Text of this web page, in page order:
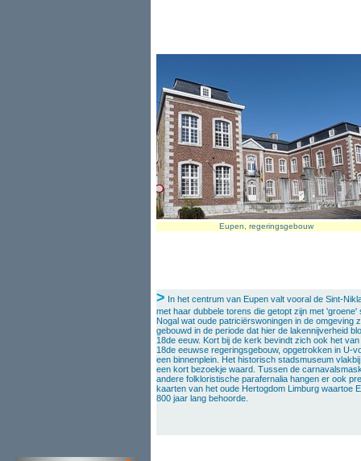
> In het centrum van Eupen valt vooral de Sint-
met haar dubbele torens die getopt zijn met 'groene'
Nogal wat oude patriciërswoningen in de omgeving
gebouwd in de periode dat hier de lakennijverheid
18de eeuw. Kort bij de kerk bevindt zich ook het
18de eeuwse regeringsgebouw, opgetrokken in U-
een binnenplein. Het historisch stadsmuseum
een kort bezoekje waard. Tussen de
andere folkloristische parafernalia hangen er ook
kaarten van het oude Hertogdom Limburg waartoe
800 jaar lang behoorde.
Eupen, regeringsgebouw